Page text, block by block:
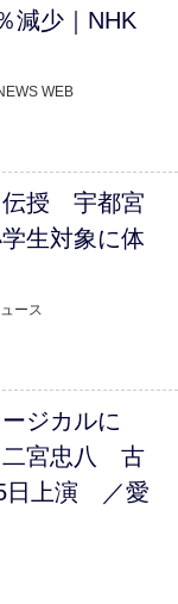
減少｜NHK
WEB
伝授 宇都宮
生対象に体
ース
ージカルに
二宮忠八 古
日上演 ／愛